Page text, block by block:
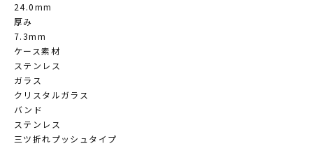
24.0mm
厚み
7.3mm
ケース素材
ステンレス
ガラス
クリスタルガラス
バンド
ステンレス
三ツ折れプッシュタイプ